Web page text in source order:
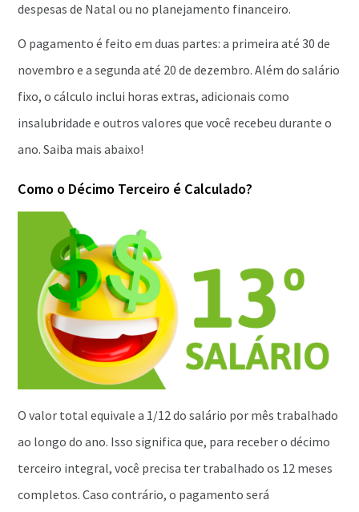
despesas de Natal ou no planejamento financeiro.
O pagamento é feito em duas partes: a primeira até 30 de
novembro e a segunda até 20 de dezembro. Além do salário
fixo, o cálculo inclui horas extras, adicionais como
insalubridade e outros valores que você recebeu durante o
ano. Saiba mais abaixo!
Como o Décimo Terceiro é Calculado?
O valor total equivale a 1/12 do salário por mês trabalhado
ao longo do ano. Isso significa que, para receber o décimo
terceiro integral, você precisa ter trabalhado os 12 meses
completos. Caso contrário, o pagamento será